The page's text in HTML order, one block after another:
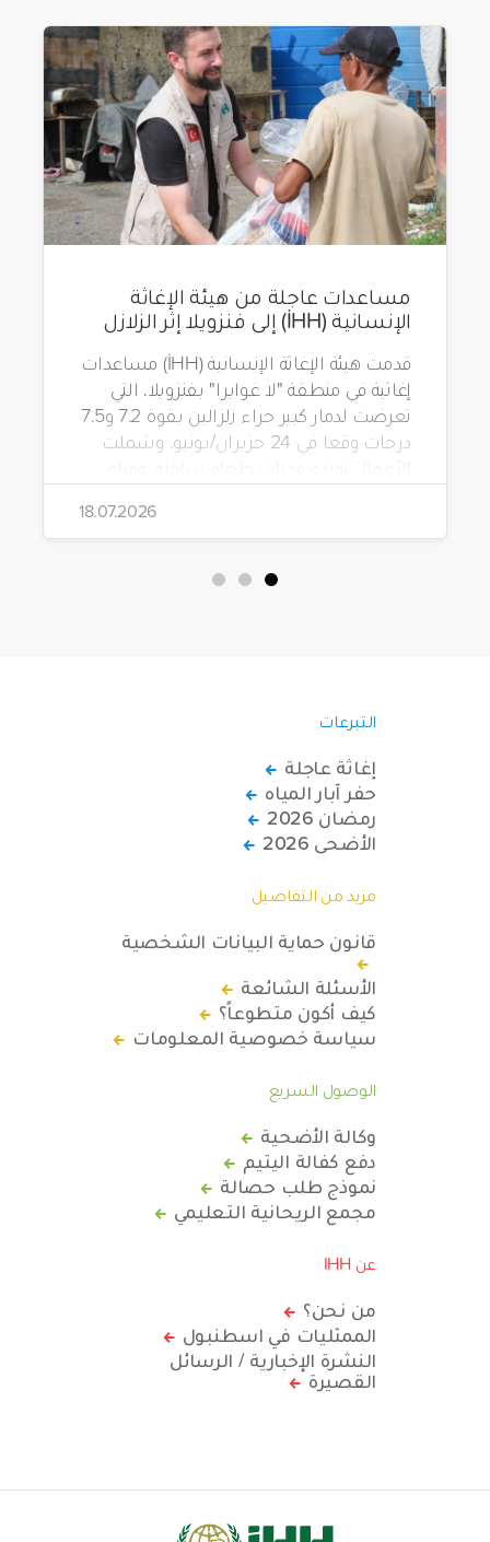
مساعدات عاجلة من هيئة الإغاثة
الإنسانية (İHH) إلى فنزويلا إثر الزلازل
قدمت هيئة الإغاثة الإنسانية (İHH) مساعدات
إغاثية في منطقة "لا غوايرا" بفنزويلا، التي
تعرضت لدمار كبير جراء زلزالين بقوة 7.2 و7.5
درجات وقعا في 24 حزيران/يونيو. وشملت
شرب، وطرود غذائية، وحقائب مستلزمات
18.07.2026
التبرعات
إغاثة عاجلة
حفر آبار المياه
رمضان 2026
الأضحى 2026
مزيد من التفاصيل
قانون حماية البيانات الشخصية
الأسئلة الشائعة
كيف أكون متطوعاً؟
سياسة خصوصية المعلومات
الوصول السريع
وكالة الأضحية
دفع كفالة اليتيم
نموذج طلب حصالة
مجمع الريحانية التعليمي
عن IHH
من نحن؟
الممثليات في اسطنبول
النشرة الإخبارية / الرسائل
القصيرة